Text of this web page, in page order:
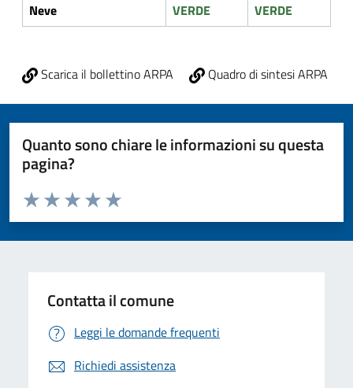
Neve
VERDE VERDE
Scarica il bollettino ARPA Quadro di sintesi ARPA
Quanto sono chiare le informazioni su questa
pagina?
Valuta da 1 a 5 stelle la pagina
Valuta 5 stelle su 5
Valuta 4 stelle su 5
Valuta 3 stelle su 5
Valuta 2 stelle su 5
Valuta 1 stelle su 5
Contatta il comune
Leggi le domande frequenti
Richiedi assistenza